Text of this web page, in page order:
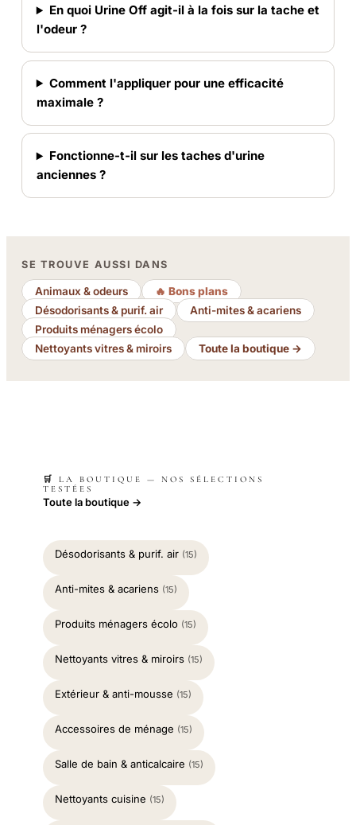
En quoi Urine Off agit-il à la fois sur la tache et
l'odeur ?
Comment l'appliquer pour une efficacité
maximale ?
Fonctionne-t-il sur les taches d'urine
anciennes ?
SE TROUVE AUSSI DANS
Animaux & odeurs
🔥 Bons plans
Désodorisants & purif. air
Anti-mites & acariens
Produits ménagers écolo
Nettoyants vitres & miroirs
Toute la boutique →
🛒 LA BOUTIQUE — NOS SÉLECTIONS
TESTÉES
Toute la boutique →
Désodorisants & purif. air (15)
Anti-mites & acariens (15)
Produits ménagers écolo (15)
Nettoyants vitres & miroirs (15)
Extérieur & anti-mousse (15)
Accessoires de ménage (15)
Salle de bain & anticalcaire (15)
Nettoyants cuisine (15)